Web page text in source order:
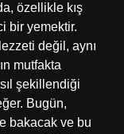
özellikle kış
bir yemektir.
değil, aynı
mutfakta
şekillendiği
Bugün,
bakacak ve bu